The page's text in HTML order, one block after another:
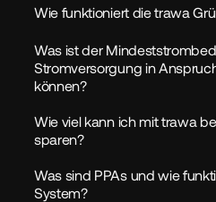
Wie funktioniert die trawa
Was ist der
Stromversorgung in
können?
Wie viel kann ich mit trawa
sparen?
Was sind PPAs und wie
System?